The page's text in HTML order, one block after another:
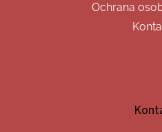
Ochrana